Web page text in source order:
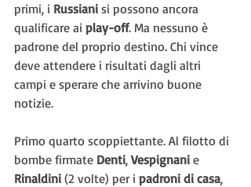
primi, i Russiani si possono ancora
qualificare ai play-off. Ma nessuno è
padrone del proprio destino. Chi vince
deve attendere i risultati dagli altri
campi e sperare che arrivino buone
notizie.
Primo quarto scoppiettante. Al filotto di
bombe firmate Denti, Vespignani e
Rinaldini (2 volte) per i padroni di casa,